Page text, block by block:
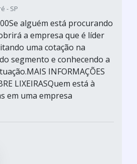
- SP
alguém está procurando
a empresa que é líder
uma cotação na
segmento e conhecendo a
INFORMAÇÕES
LIXEIRASQuem está à
em uma empresa